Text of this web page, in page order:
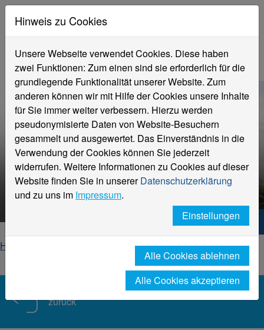
HNX – Your way to start up!
Hochschule Niederrhein. Dein Weg.
Home
Beratung für Studierende
zurück
Hinweis zu Cookies
Unsere Webseite verwendet Cookies. Diese haben
zwei Funktionen: Zum einen sind sie erforderlich für die
grundlegende Funktionalität unserer Website. Zum
anderen können wir mit Hilfe der Cookies unsere Inhalte
für Sie immer weiter verbessern. Hierzu werden
pseudonymisierte Daten von Website-Besuchern
gesammelt und ausgewertet. Das Einverständnis in die
Verwendung der Cookies können Sie jederzeit
widerrufen. Weitere Informationen zu Cookies auf dieser
Website finden Sie in unsererDatenschutzerklärung
und zu uns im Impressum.
Einstellungen
Alle Cookies ablehnen
Alle Cookies akzeptieren